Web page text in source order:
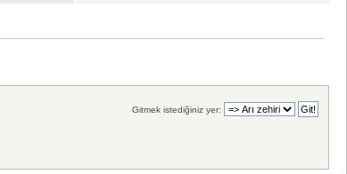
Gitmek istediğiniz yer: